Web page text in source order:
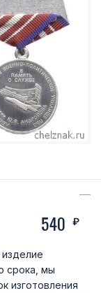
540 ₽
срока, мы
изготовления